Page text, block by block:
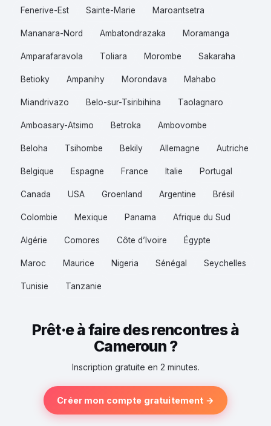
Fenerive-Est Sainte-Marie Maroantsetra
Mananara-Nord Ambatondrazaka Moramanga
Amparafaravola Toliara Morombe Sakaraha
Betioky Ampanihy Morondava Mahabo
Miandrivazo Belo-sur-Tsiribihina Taolagnaro
Amboasary-Atsimo Betroka Ambovombe
Beloha Tsihombe Bekily Allemagne Autriche
Belgique Espagne France Italie Portugal
Canada USA Groenland Argentine Brésil
Colombie Mexique Panama Afrique du Sud
Algérie Comores Côte d’Ivoire Égypte
Maroc Maurice Nigeria Sénégal Seychelles
Tunisie Tanzanie
Prêt·e à faire des rencontres à
Cameroun ?
Inscription gratuite en 2 minutes.
Créer mon compte gratuitement →